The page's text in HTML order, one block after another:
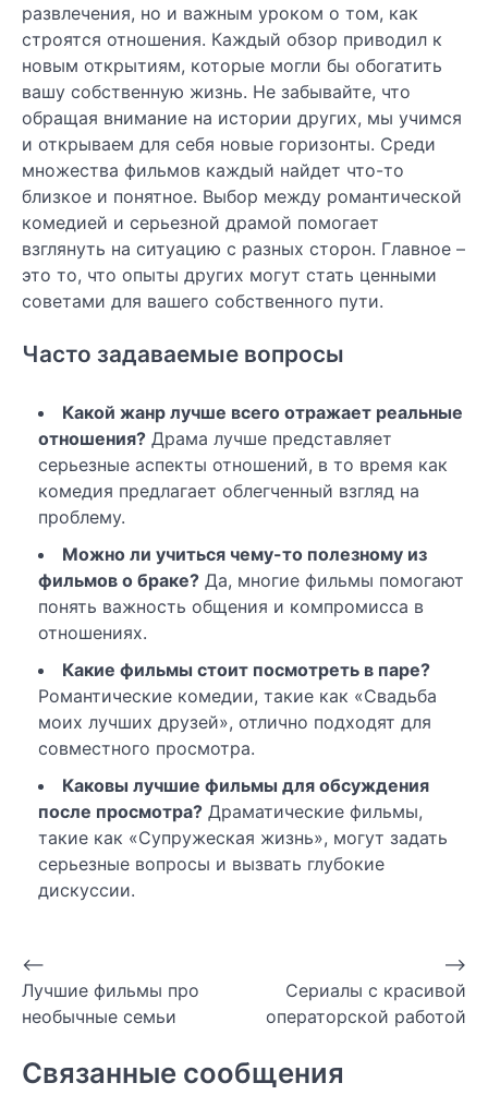
развлечения, но и важным уроком о том, как
строятся отношения. Каждый обзор приводил к
новым открытиям, которые могли бы обогатить
вашу собственную жизнь. Не забывайте, что
обращая внимание на истории других, мы учимся
и открываем для себя новые горизонты. Среди
множества фильмов каждый найдет что-то
близкое и понятное. Выбор между романтической
комедией и серьезной драмой помогает
взглянуть на ситуацию с разных сторон. Главное –
это то, что опыты других могут стать ценными
советами для вашего собственного пути.
Часто задаваемые вопросы
Какой жанр лучше всего отражает реальные
отношения? Драма лучше представляет
серьезные аспекты отношений, в то время как
комедия предлагает облегченный взгляд на
проблему.
Можно ли учиться чему-то полезному из
фильмов о браке? Да, многие фильмы помогают
понять важность общения и компромисса в
отношениях.
Какие фильмы стоит посмотреть в паре?
Романтические комедии, такие как «Свадьба
моих лучших друзей», отлично подходят для
совместного просмотра.
Каковы лучшие фильмы для обсуждения
после просмотра? Драматические фильмы,
такие как «Супружеская жизнь», могут задать
серьезные вопросы и вызвать глубокие
дискуссии.
Навигация
по
⟵
Лучшие фильмы про
необычные семьи
Сериалы с красивой
операторской работой
⟶
Связанные сообщения